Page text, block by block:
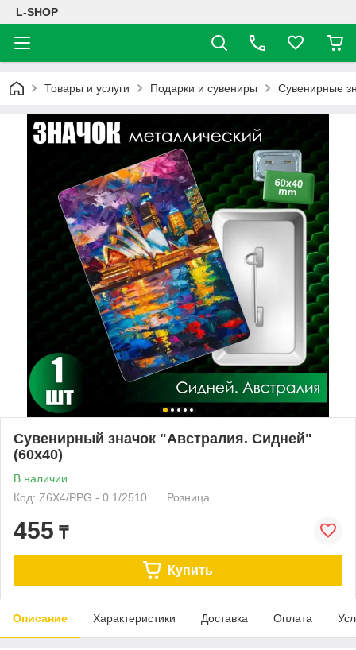
L-SHOP
Товары и услуги Подарки и сувениры Сувенирные
Сувенирный значок "Австралия. Сидней"
(60х40)
В наличии
Код: Z6X4/PPG - 0.1/2510
Розница
455 ₸
Купить
Описание Характеристики Доставка Оплата